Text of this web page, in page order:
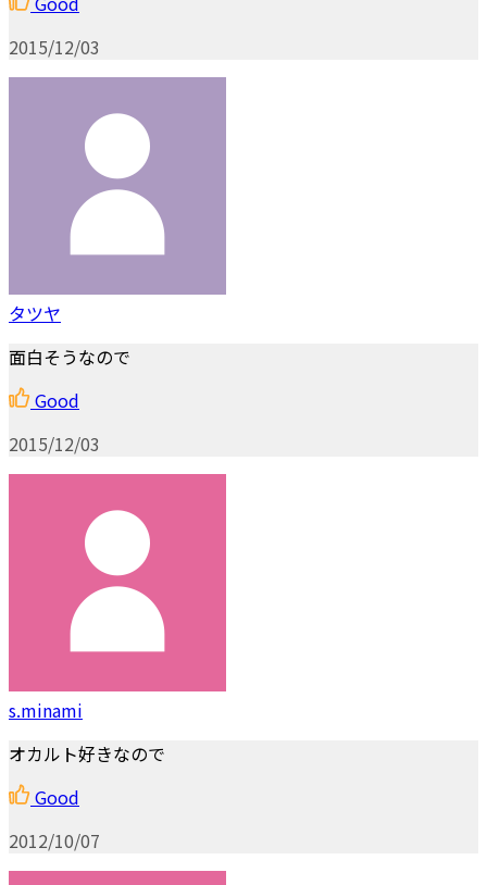
2015/12/03
タツヤ
面白そうなので
Good
2015/12/03
s.minami
オカルト好きなので
Good
2012/10/07